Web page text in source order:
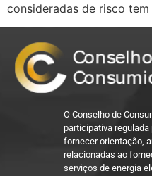
consideradas de risco
O Conselho de
participativa regulada
fornecer orientação,
relacionadas ao
serviços de energia